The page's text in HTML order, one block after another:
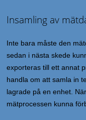
Insamling av
Inte bara måste den
sedan i nästa skede
exporteras till ett annat
handla om att samla in
lagrade på en enhet.
mätprocessen kunna